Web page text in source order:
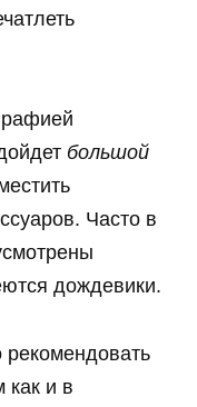
большой
Часто в
дождевики.
как и в